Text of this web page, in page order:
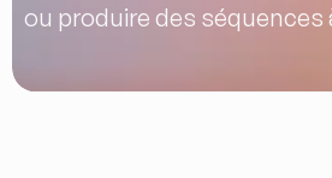
ou produire des séquences